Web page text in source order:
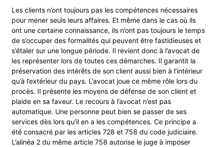
Les clients n’ont toujours pas les compétences nécessaires
pour mener seuls leurs affaires. Et même dans le cas où ils
ont une certaine connaissance, ils n’ont pas toujours le temps
de s’occuper des formalités qui peuvent être fastidieuses et
s’étaler sur une longue période. Il revient donc à l’avocat de
les représenter lors de toutes ces démarches. Il garantit la
préservation des intérêts de son client aussi bien à l’intérieur
qu’à l’extérieur du pays. L’avocat joue ce même rôle lors du
procès. Il présente les moyens de défense de son client et
plaide en sa faveur. Le recours à l’avocat n’est pas
automatique. Une personne peut bien se passer de ses
services dès lors qu’il en a les compétences. Ce principe a
été consacré par les articles 728 et 758 du code judiciaire.
L’alinéa 2 du même article 758 autorise le juge à imposer